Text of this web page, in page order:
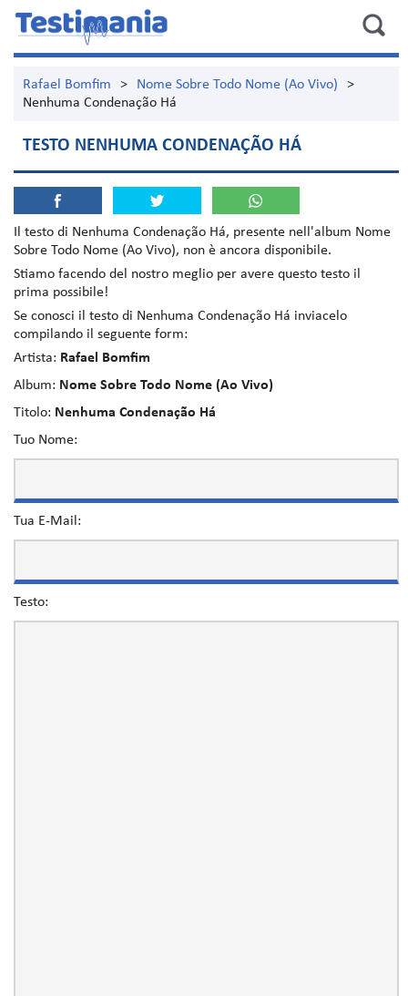
Rafael Bomfim > Nome Sobre Todo Nome (Ao Vivo)
>
Nenhuma Condenação Há
TESTO NENHUMA CONDENAÇÃO HÁ
Il testo di Nenhuma Condenação Há, presente nell'album Nome
Sobre Todo Nome (Ao Vivo), non è ancora disponibile.
Stiamo facendo del nostro meglio per avere questo testo il
prima possibile!
Se conosci il testo di Nenhuma Condenação Há inviacelo
compilando il seguente form:
Artista: Rafael Bomfim
Album: Nome Sobre Todo Nome (Ao Vivo)
Titolo: Nenhuma Condenação Há
Tuo Nome:
Tua E-Mail:
Testo: